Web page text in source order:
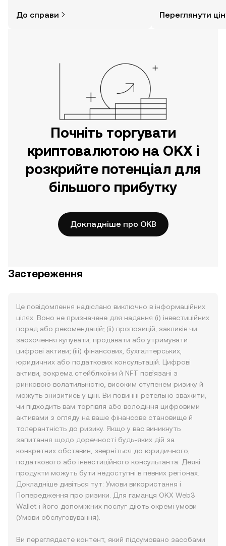
за допомогою застосунку OKX для
До справи Переглянути
Почніть торгувати
криптовалютою на OKX і
розкрийте потенціал для
більшого прибутку
Докладніше про OKB
Застереження
Це повідомлення надіслано виключно в інформаційних
цілях. Воно не призначене для надання (i) інвестиційних
порад або рекомендацій; (ii) пропозицій, закликів чи
заохочення купувати, продавати або утримувати
цифрові активи; (iii) фінансових, бухгалтерських,
юридичних або податкових консультацій. Цифрові
активи, зокрема стейблкоїни й NFT пов’язані з
ринковою волатильністю, високим ступенем ризику й
можуть знизитись у ціні. Ви повинні ретельно зважити,
чи підходить вам торгівля або володіння цифровими
активами з огляду на ваше фінансове становище й
толерантність до ризику. Якщо у вас виникнуть
запитання щодо доречності будь-яких дій за
конкретних обставин, зверніться до юридичного,
податкового або інвестиційного консультанта. Деякі
продукти можуть бути недоступні в певних регіонах.
Докладніше дивіться тут: Умови використання і
Попередження про ризики . Для гаманця OKX Web3
Wallet і його допоміжних послуг діють окремі умови
(Умови обслуговування).
Ви переглядаєте контент, який підсумовано засобами